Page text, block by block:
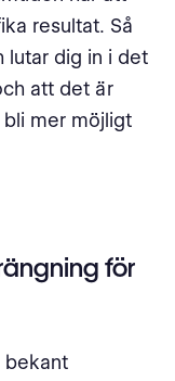
resultat. Så
lutar dig in i det
att det är
mer möjligt
för
bekant